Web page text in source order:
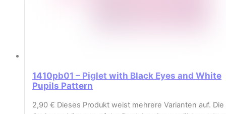
1410pb01 – Piglet with Black Eyes and White
Pupils Pattern
2,90 € Dieses Produkt weist mehrere Varianten auf. Die